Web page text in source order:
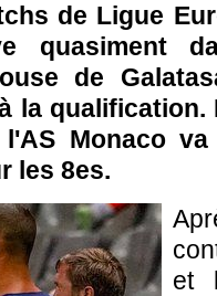
de Ligue
quasiment
de
la
Monaco
les 8es.
et